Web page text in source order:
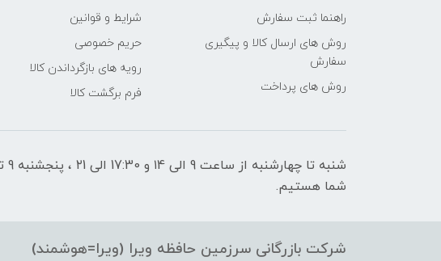
راهنما ثبت سفارش
روش های ارسال کالا و پیگیری
سفارش
روش های پرداخت
شرایط و قوانین
حریم خصوصی
رویه های بازگرداندن کالا
فرم برگشت کالا
شما هستیم.
شرکت بازرگانی سرزمین حافظه ویرا (ویرا=هوشمند)